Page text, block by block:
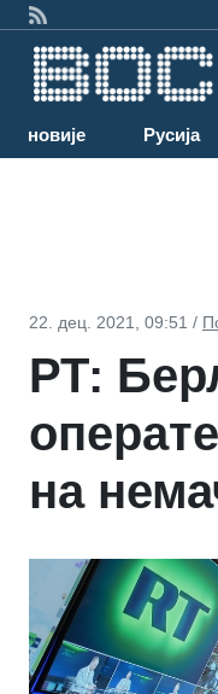
Најновије Русија
22. дец. 2021, 09:51 /
РТ:
на